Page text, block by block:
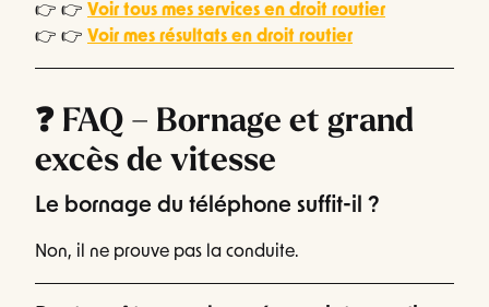
👉 👉 Voir tous mes services en droit routier
👉 👉 Voir mes résultats en droit routier
❓ FAQ – Bornage et grand
excès de vitesse
Le bornage du téléphone suffit-il ?
Non, il ne prouve pas la conduite.